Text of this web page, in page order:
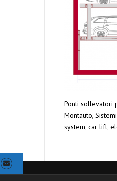
Ponti sollevatori
Montauto,
system, car lift,